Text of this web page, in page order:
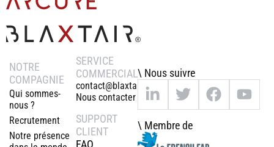
NOTRE
COMPAGNIE
Qui sommes-
nous ?
Recrutement
Notre présence
SERVICE
COMMERCIAL
contact@blaxtair.com
Nous contacter
SUPPORT
CLIENT
FAQ
\ Nous suivre
\ Membre de